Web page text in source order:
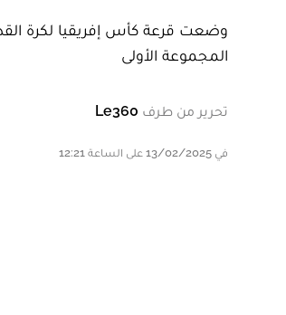
المجموعة الأولى
تحرير من طرف Le360
في 13/02/2025 على الساعة 12:21